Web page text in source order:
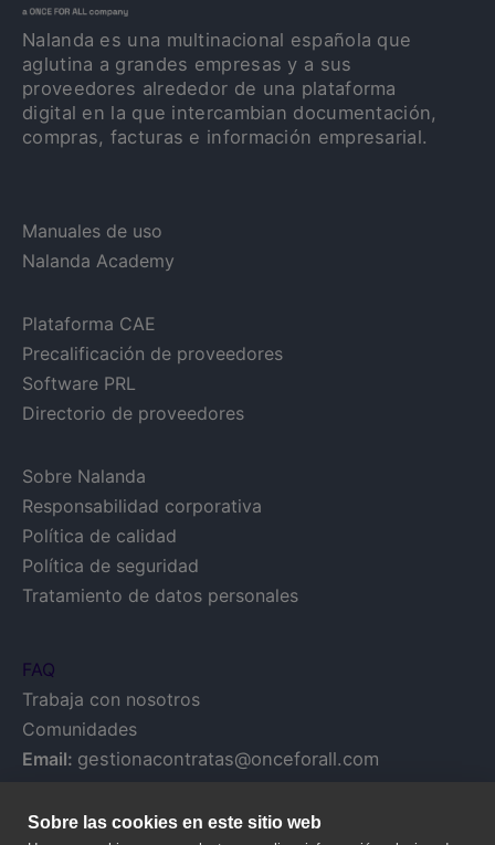
Nalanda es una multinacional española que
aglutina a grandes empresas y a sus
proveedores alrededor de una plataforma
digital en la que intercambian documentación,
compras, facturas e información empresarial.
Manuales de uso
Nalanda Academy
Plataforma CAE
Precalificación de proveedores
Software PRL
Directorio de proveedores
Sobre Nalanda
Responsabilidad corporativa
Política de calidad
Política de seguridad
Tratamiento de datos personales
FAQ
Trabaja con nosotros
Comunidades
Email: gestionacontratas@onceforall.com
Sobre las cookies en este sitio web